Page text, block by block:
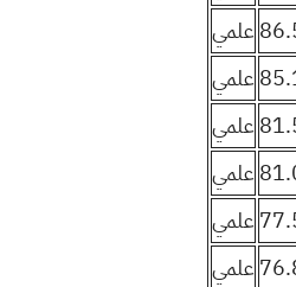
علمي
علمي
علمي
علمي
علمي
علمي